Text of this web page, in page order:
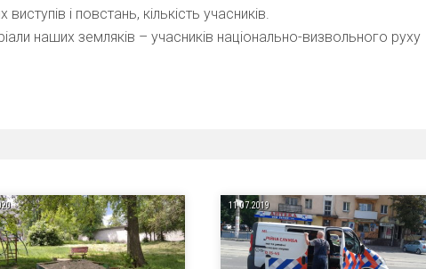
і повстань, кількість учасників.
наших земляків – учасників національно-визвольного руху
11.07.2019